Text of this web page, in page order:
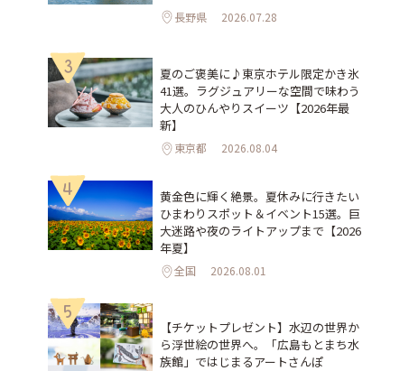
長野県 2026.07.28
3
夏のご褒美に♪東京ホテル限定かき氷
41選。ラグジュアリーな空間で味わう
大人のひんやりスイーツ【2026年最
新】
東京都 2026.08.04
4
黄金色に輝く絶景。夏休みに行きたい
ひまわりスポット＆イベント15選。巨
大迷路や夜のライトアップまで【2026
年夏】
全国 2026.08.01
5
【チケットプレゼント】水辺の世界か
ら浮世絵の世界へ。「広島もとまち水
族館」ではじまるアートさんぽ